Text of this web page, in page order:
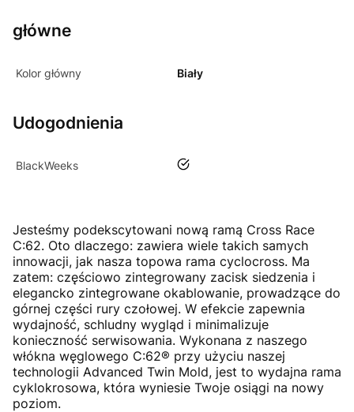
główne
Kolor główny Biały
Udogodnienia
BlackWeeks tak
Jesteśmy podekscytowani nową ramą Cross Race
C:62. Oto dlaczego: zawiera wiele takich samych
innowacji, jak nasza topowa rama cyclocross. Ma
zatem: częściowo zintegrowany zacisk siedzenia i
elegancko zintegrowane okablowanie, prowadzące do
górnej części rury czołowej. W efekcie zapewnia
wydajność, schludny wygląd i minimalizuje
konieczność serwisowania. Wykonana z naszego
włókna węglowego C:62® przy użyciu naszej
technologii Advanced Twin Mold, jest to wydajna rama
cyklokrosowa, która wyniesie Twoje osiągi na nowy
poziom.